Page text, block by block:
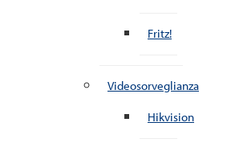
Fritz!
Videosorveglianza
Hikvision